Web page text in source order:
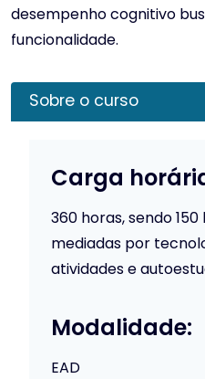
desempenho cognitivo
funcionalidade.
Sobre o curso
Carga
360 horas, sendo
mediadas por
atividades e
Modalidade:
EAD